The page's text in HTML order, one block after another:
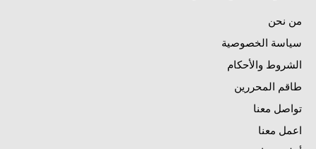
من نحن
سياسة الخصوصية
الشروط والأحكام
طاقم المحررين
تواصل معنا
اعمل معنا